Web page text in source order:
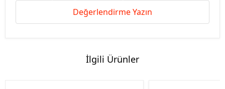
Değerlendirme Yazın
İlgili Ürünler